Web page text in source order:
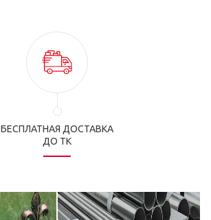
БЕСПЛАТНАЯ ДОСТАВКА
ДО ТК